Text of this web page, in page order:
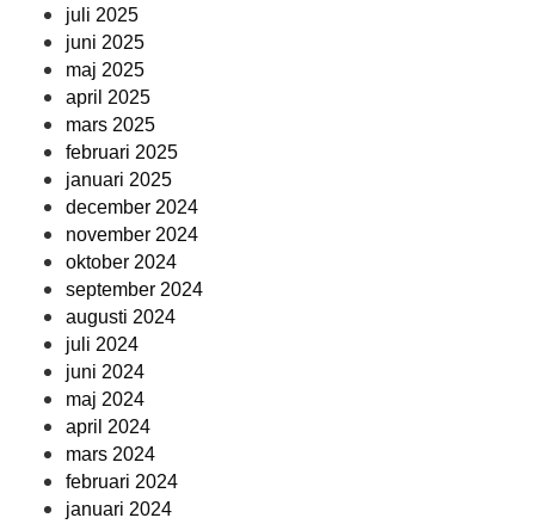
juli 2025
juni 2025
maj 2025
april 2025
mars 2025
februari 2025
januari 2025
december 2024
november 2024
oktober 2024
september 2024
augusti 2024
juli 2024
juni 2024
maj 2024
april 2024
mars 2024
februari 2024
januari 2024